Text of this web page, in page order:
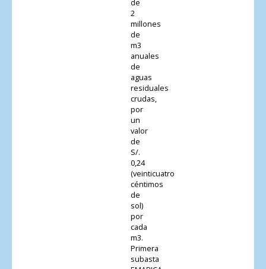
de
2
millones
de
m3
anuales
de
aguas
residuales
crudas,
por
un
valor
de
S/.
0,24
(veinticuatro
céntimos
de
sol)
por
cada
m3.
Primera
subasta